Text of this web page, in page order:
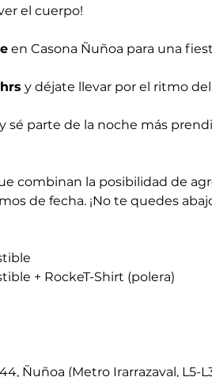
el cuerpo!
en Casona Ñuñoa para una
y déjate llevar por el ritmo del
y sé parte de la noche más
combinan la posibilidad de
de fecha. ¡No te quedes
+ RockeT-Shirt (polera)
Ñuñoa (Metro Irarrazaval, L5-